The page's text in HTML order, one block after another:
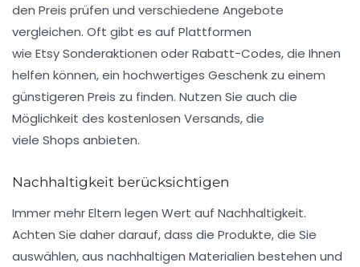
den Preis prüfen und verschiedene Angebote
vergleichen. Oft gibt es auf Plattformen
wie EtsySonderaktionen oderRabatt-Codes, die Ihnen
helfen können, ein hochwertiges Geschenk zu einem
günstigeren Preis zu finden. Nutzen Sie auch die
Möglichkeit des kostenlosen Versands, die
viele Shops anbieten.
Nachhaltigkeit berücksichtigen
Immer mehr Eltern legen Wert auf Nachhaltigkeit.
Achten Sie daher darauf, dass die Produkte, die Sie
auswählen, aus nachhaltigen Materialien bestehen und